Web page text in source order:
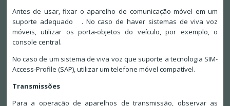
Antes de usar, fixar o aparelho de comunicação móvel em um
suporte adequado . No caso de haver sistemas de viva voz
móveis, utilizar os porta-objetos do veículo, por exemplo, o
console central.
No caso de um sistema de viva voz que suporte a tecnologia SIM-
Access-Profile (SAP), utilizar um telefone móvel compatível.
Transmissões
Para a operação de aparelhos de transmissão, observar as